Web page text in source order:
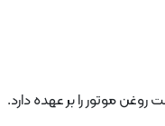
موتور را بر عهده دارد.